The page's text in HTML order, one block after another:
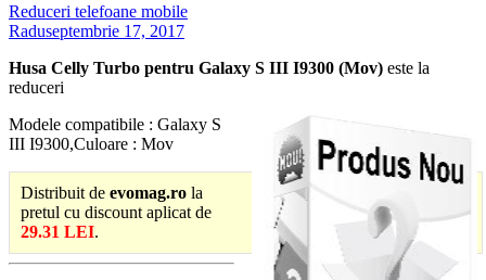
Reduceri telefoane mobile
Raduseptembrie 17, 2017
Husa Celly Turbo pentru Galaxy S III I9300 (Mov) este la
reduceri
Modele compatibile : Galaxy S
III I9300,Culoare : Mov
Distribuit de evomag.ro la
pretul cu discount aplicat de
29.31 LEI.